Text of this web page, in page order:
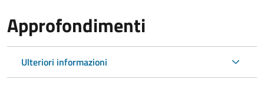
Approfondimenti
Ulteriori informazioni